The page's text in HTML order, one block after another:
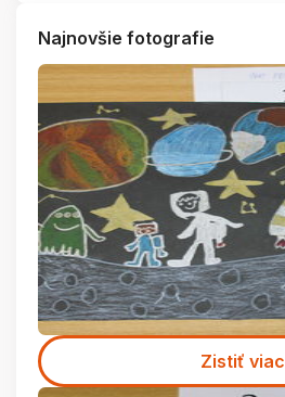
Najnovšie fotografie
Zistiť viac